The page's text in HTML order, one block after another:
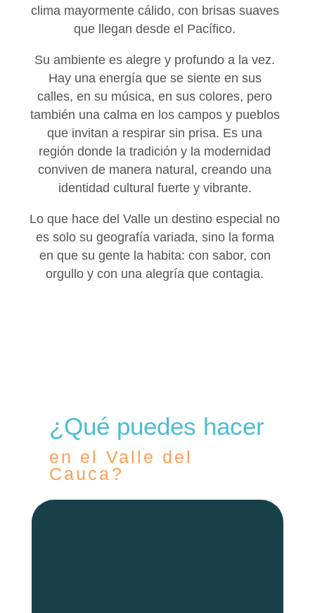
clima mayormente cálido, con brisas suaves
que llegan desde el Pacífico.
Su ambiente es alegre y profundo a la vez.
Hay una energía que se siente en sus
calles, en su música, en sus colores, pero
también una calma en los campos y pueblos
que invitan a respirar sin prisa. Es una
región donde la tradición y la modernidad
conviven de manera natural, creando una
identidad cultural fuerte y vibrante.
Lo que hace del Valle un destino especial no
es solo su geografía variada, sino la forma
en que su gente la habita: con sabor, con
orgullo y con una alegría que contagia.
¿Qué puedes hacer
en el Valle del
Cauca?